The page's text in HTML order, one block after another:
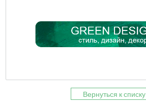
Вернуться к списку